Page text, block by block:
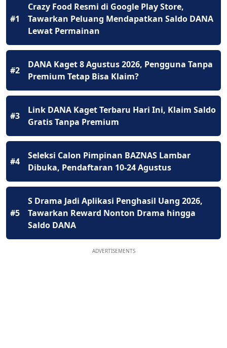
#1
Crazy Food Resmi di Google Play Store,
Tawarkan Peluang Mendapatkan Saldo DANA
Lewat Permainan
#2
DANA Kaget 8 Agustus 2026, Pengguna Tanpa
Premium Tetap Bisa Klaim?
#3
Link DANA Kaget Terbaru Hari Ini, Klaim Saldo
Gratis Tanpa Premium
#4
Seleksi Calon Pimpinan BAZNAS Lambar
Dibuka, Pendaftaran 10-24 Agustus
#5
S Drama Jadi Aplikasi Penghasil Uang 2026,
Tawarkan Reward Nonton Drama hingga
Saldo DANA
ADVERTISEMENTS